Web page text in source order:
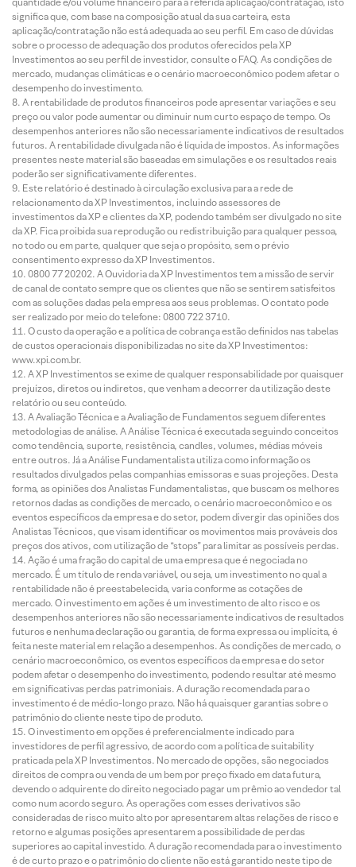
significa que, com base na composição atual da sua carteira, esta
aplicação/contratação não está adequada ao seu perfil. Em caso de dúvidas
sobre o processo de adequação dos produtos oferecidos pela XP
Investimentos ao seu perfil de investidor, consulte o FAQ. As condições de
mercado, mudanças climáticas e o cenário macroeconômico podem afetar o
desempenho do investimento.
A rentabilidade de produtos financeiros pode apresentar variações e seu
preço ou valor pode aumentar ou diminuir num curto espaço de tempo. Os
desempenhos anteriores não são necessariamente indicativos de resultados
futuros. A rentabilidade divulgada não é líquida de impostos. As informações
presentes neste material são baseadas em simulações e os resultados reais
poderão ser significativamente diferentes.
Este relatório é destinado à circulação exclusiva para a rede de
relacionamento da XP Investimentos, incluindo assessores de
investimentos da XP e clientes da XP, podendo também ser divulgado no site
da XP. Fica proibida sua reprodução ou redistribuição para qualquer pessoa,
no todo ou em parte, qualquer que seja o propósito, sem o prévio
consentimento expresso da XP Investimentos.
0800 77 20202. A Ouvidoria da XP Investimentos tem a missão de servir
de canal de contato sempre que os clientes que não se sentirem satisfeitos
com as soluções dadas pela empresa aos seus problemas. O contato pode
ser realizado por meio do telefone: 0800 722 3710.
O custo da operação e a política de cobrança estão definidos nas tabelas
de custos operacionais disponibilizadas no site da XP Investimentos:
www.xpi.com.br.
A XP Investimentos se exime de qualquer responsabilidade por quaisquer
prejuízos, diretos ou indiretos, que venham a decorrer da utilização deste
relatório ou seu conteúdo.
A Avaliação Técnica e a Avaliação de Fundamentos seguem diferentes
metodologias de análise. A Análise Técnica é executada seguindo conceitos
como tendência, suporte, resistência, candles, volumes, médias móveis
entre outros. Já a Análise Fundamentalista utiliza como informação os
resultados divulgados pelas companhias emissoras e suas projeções. Desta
forma, as opiniões dos Analistas Fundamentalistas, que buscam os melhores
retornos dadas as condições de mercado, o cenário macroeconômico e os
eventos específicos da empresa e do setor, podem divergir das opiniões dos
Analistas Técnicos, que visam identificar os movimentos mais prováveis dos
preços dos ativos, com utilização de “stops” para limitar as possíveis perdas.
Ação é uma fração do capital de uma empresa que é negociada no
mercado. É um título de renda variável, ou seja, um investimento no qual a
rentabilidade não é preestabelecida, varia conforme as cotações de
mercado. O investimento em ações é um investimento de alto risco e os
desempenhos anteriores não são necessariamente indicativos de resultados
futuros e nenhuma declaração ou garantia, de forma expressa ou implícita, é
feita neste material em relação a desempenhos. As condições de mercado, o
cenário macroeconômico, os eventos específicos da empresa e do setor
podem afetar o desempenho do investimento, podendo resultar até mesmo
em significativas perdas patrimoniais. A duração recomendada para o
investimento é de médio-longo prazo. Não há quaisquer garantias sobre o
patrimônio do cliente neste tipo de produto.
O investimento em opções é preferencialmente indicado para
investidores de perfil agressivo, de acordo com a política de suitability
praticada pela XP Investimentos. No mercado de opções, são negociados
direitos de compra ou venda de um bem por preço fixado em data futura,
devendo o adquirente do direito negociado pagar um prêmio ao vendedor tal
como num acordo seguro. As operações com esses derivativos são
consideradas de risco muito alto por apresentarem altas relações de risco e
retorno e algumas posições apresentarem a possibilidade de perdas
superiores ao capital investido. A duração recomendada para o investimento
é de curto prazo e o patrimônio do cliente não está garantido neste tipo de